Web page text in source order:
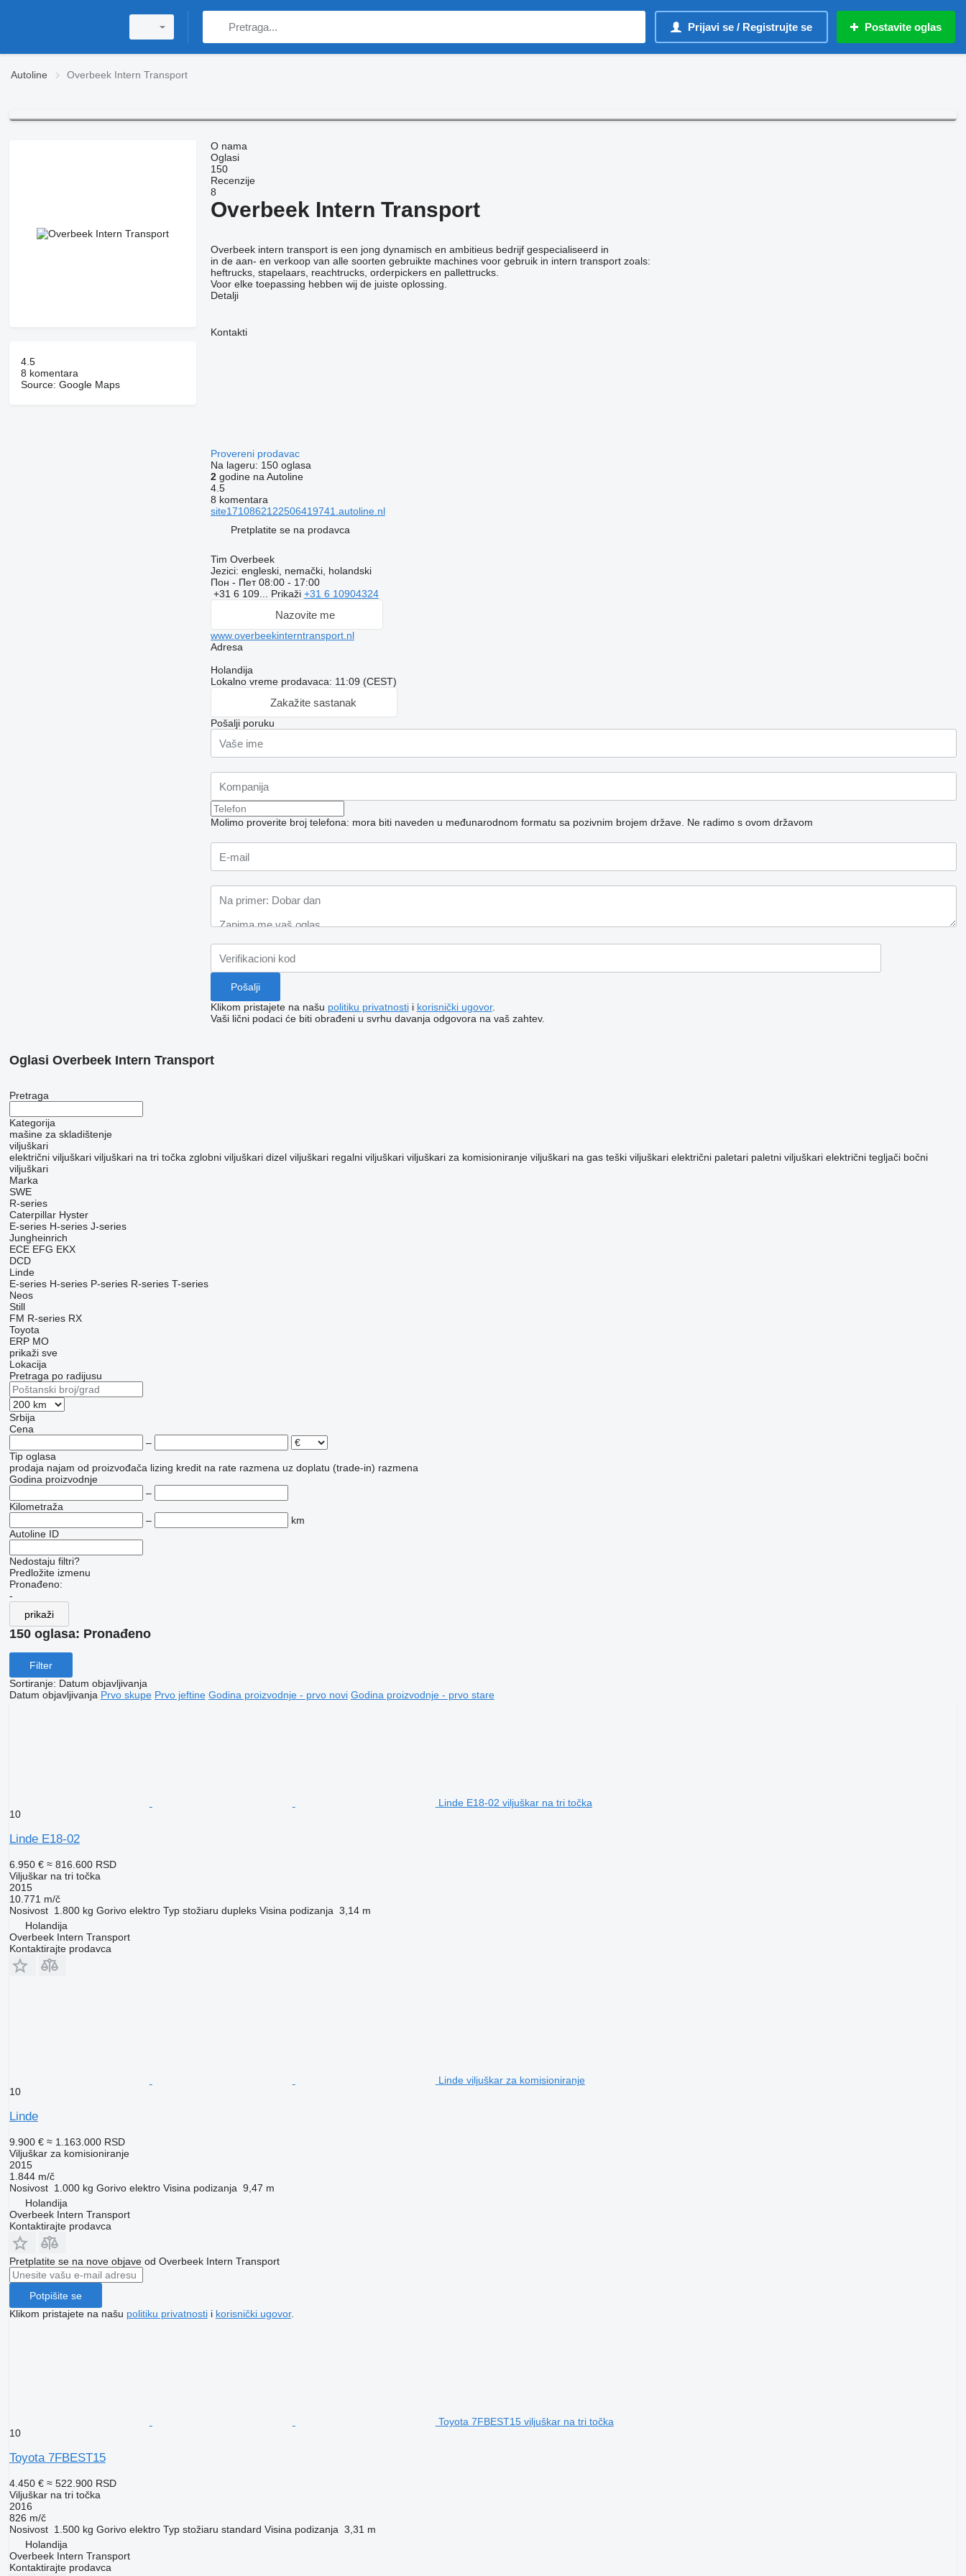
Prijavi se / Registrujte se Postavite oglas
Autoline Overbeek Intern Transport
4.5
8 komentara
Source: Google Maps
O nama
Oglasi
150
Recenzije
8
Overbeek Intern Transport
Overbeek intern transport is een jong dynamisch en ambitieus bedrijf gespecialiseerd in
in de aan- en verkoop van alle soorten gebruikte machines voor gebruik in intern transport zoals:
heftrucks, stapelaars, reachtrucks, orderpickers en pallettrucks.
Voor elke toepassing hebben wij de juiste oplossing.
Detalji
Kontakti
Provereni prodavac
Na lageru: 150 oglasa
2godine na Autoline
4.5
8 komentara
site1710862122506419741.autoline.nl
Pretplatite se na prodavca
Tim Overbeek
Jezici: engleski, nemački, holandski
Пон - Пет08:00 - 17:00
+31 6 109... Prikaži +31 6 10904324
Nazovite me
www.overbeekinterntransport.nl
Adresa
Holandija
Lokalno vreme prodavaca: 11:09 (CEST)
Zakažite sastanak
Pošalji poruku
Molimo proverite broj telefona: mora biti naveden u međunarodnom formatu sa pozivnim brojem države. Ne radimo s ovom državom
Klikom pristajete na našu politiku privatnostii korisnički ugovor.
Vaši lični podaci će biti obrađeni u svrhu davanja odgovora na vaš zahtev.
Oglasi Overbeek Intern Transport
Pretraga
Kategorija
mašine za skladištenje
viljuškari
električni viljuškari viljuškari na tri točka zglobni viljuškari dizel viljuškari regalni viljuškari viljuškari za komisioniranje viljuškari na gas teški viljuškari električni paletari paletni viljuškari električni tegljači bočni
viljuškari
Marka
SWE
R-series
Caterpillar Hyster
E-series H-series J-series
Jungheinrich
ECE EFG EKX
DCD
Linde
E-series H-series P-series R-series T-series
Neos
Still
FM R-series RX
Toyota
ERP MO
prikaži sve
Lokacija
Pretraga po radijusu
Srbija
Cena
–
Tip oglasa
prodaja najam od proizvođača lizing kredit na rate razmena uz doplatu (trade-in) razmena
Godina proizvodnje
–
Kilometraža
–
km
Autoline ID
Nedostaju filtri?
Predložite izmenu
Pronađeno:
-
prikaži
150 oglasa: Pronađeno
Filter
Sortiranje: Datum objavljivanja
Datum objavljivanja Prvo skupe Prvo jeftine Godina proizvodnje - prvo novi Godina proizvodnje - prvo stare
Linde E18-02 viljuškar na tri točka
10
Linde E18-02
6.950 € ≈ 816.600 RSD
Viljuškar na tri točka
2015
10.771 m/č
Nosivost 1.800 kg Gorivo elektro Typ stožiaru dupleks Visina podizanja 3,14 m
Holandija
Overbeek Intern Transport
Kontaktirajte prodavca
Linde viljuškar za komisioniranje
10
Linde
9.900 € ≈ 1.163.000 RSD
Viljuškar za komisioniranje
2015
1.844 m/č
Nosivost 1.000 kg Gorivo elektro Visina podizanja 9,47 m
Holandija
Overbeek Intern Transport
Kontaktirajte prodavca
Pretplatite se na nove objave od Overbeek Intern Transport
Potpišite se
Klikom pristajete na našu politiku privatnostii korisnički ugovor.
Toyota 7FBEST15 viljuškar na tri točka
10
Toyota 7FBEST15
4.450 € ≈ 522.900 RSD
Viljuškar na tri točka
2016
826 m/č
Nosivost 1.500 kg Gorivo elektro Typ stožiaru standard Visina podizanja 3,31 m
Holandija
Overbeek Intern Transport
Kontaktirajte prodavca